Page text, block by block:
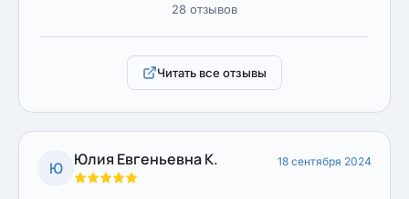
28 отзывов
Читать все отзывы
Ю Юлия Евгеньевна К. 18 сентября 2024